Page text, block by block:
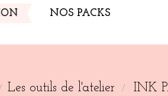
NOS PACKS
Les outils de l'atelier INK